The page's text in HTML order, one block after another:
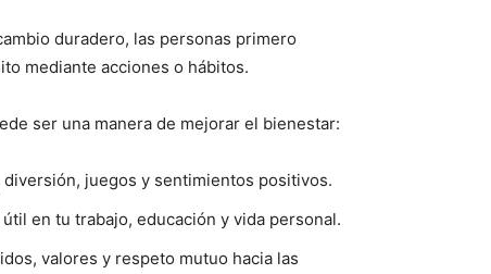
duradero, las personas primero
mediante acciones o hábitos.
ser una manera de mejorar el bienestar:
juegos y sentimientos positivos.
en tu trabajo, educación y vida personal.
valores y respeto mutuo hacia las